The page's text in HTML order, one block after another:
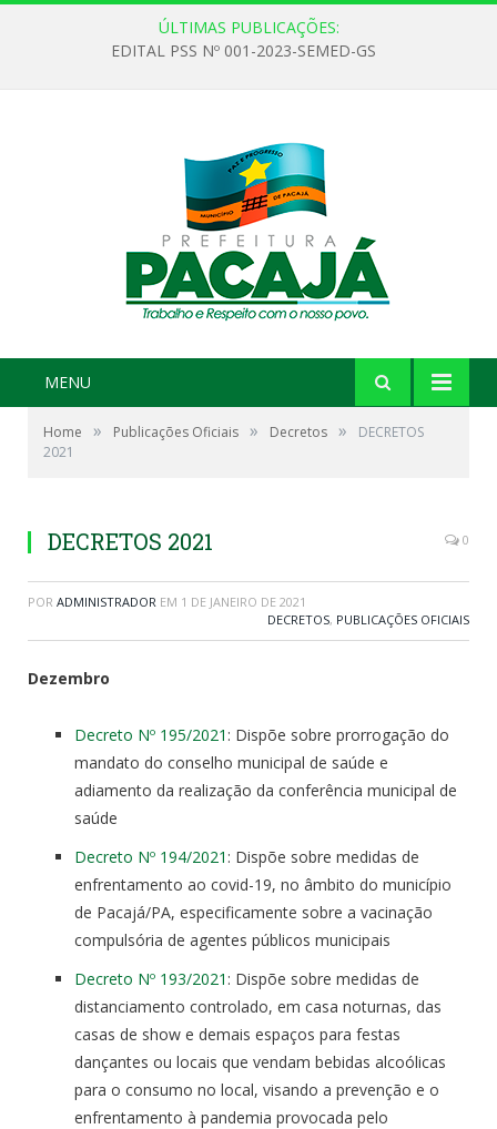
ÚLTIMAS PUBLICAÇÕES:
EDITAL PSS Nº 001-2023-SEMED-GS
MENU
Home » Publicações Oficiais » Decretos »
DECRETOS
2021
DECRETOS 2021 0
POR ADMINISTRADOR EM 1 DE JANEIRO DE 2021
DECRETOS, PUBLICAÇÕES OFICIAIS
Dezembro
Decreto Nº 195/2021 : Dispõe sobre prorrogação do
mandato do conselho municipal de saúde e
adiamento da realização da conferência municipal de
saúde
Decreto Nº 194/2021 : Dispõe sobre medidas de
enfrentamento ao covid-19, no âmbito do município
de Pacajá/PA, especificamente sobre a vacinação
compulsória de agentes públicos municipais
Decreto Nº 193/2021 : Dispõe sobre medidas de
distanciamento controlado, em casa noturnas, das
casas de show e demais espaços para festas
dançantes ou locais que vendam bebidas alcoólicas
para o consumo no local, visando a prevenção e o
enfrentamento à pandemia provocada pelo